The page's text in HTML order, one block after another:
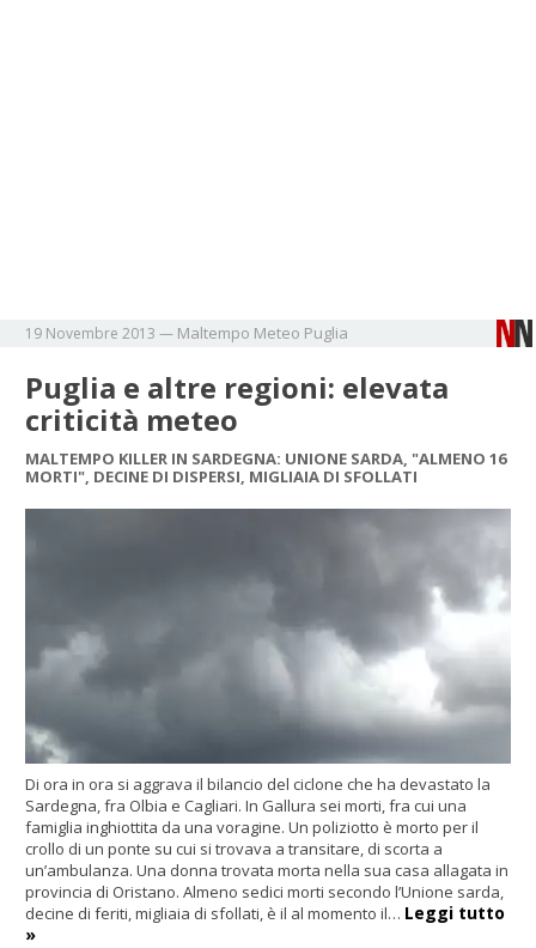
19 Novembre 2013 — Maltempo Meteo Puglia
Puglia e altre regioni: elevata
criticità meteo
MALTEMPO KILLER IN SARDEGNA: UNIONE SARDA, "ALMENO 16
MORTI", DECINE DI DISPERSI, MIGLIAIA DI SFOLLATI
Di ora in ora si aggrava il bilancio del ciclone che ha devastato la
Sardegna, fra Olbia e Cagliari. In Gallura sei morti, fra cui una
famiglia inghiottita da una voragine. Un poliziotto è morto per il
crollo di un ponte su cui si trovava a transitare, di scorta a
un’ambulanza. Una donna trovata morta nella sua casa allagata in
provincia di Oristano. Almeno sedici morti secondo l’Unione sarda,
decine di feriti, migliaia di sfollati, è il al momento il… Leggi tutto
»